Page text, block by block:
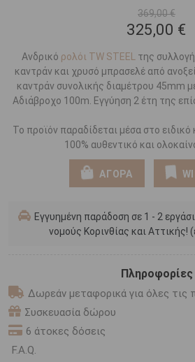
369,00 €
325,00 €
Ανδρικό ρολόι TW STEEL
της
καντράν και χρυσό μπρασελέ από
καντράν συνολικής διαμέτρου 45mm
Αδιάβροχο 100m. Εγγύηση 2 έτη της
Το προϊόν παραδίδεται μέσα στο
100% αυθεντικό και
ΑΓΟΡΑ
Εγγυημένη παράδοση σε 1 - 2
νομούς Κορινθίας και Αττικής!
Πληροφορίες
Δωρεάν μεταφορικά για όλες τις
Συσκευασία δώρου
6 άτοκες δόσεις
F.A.Q.